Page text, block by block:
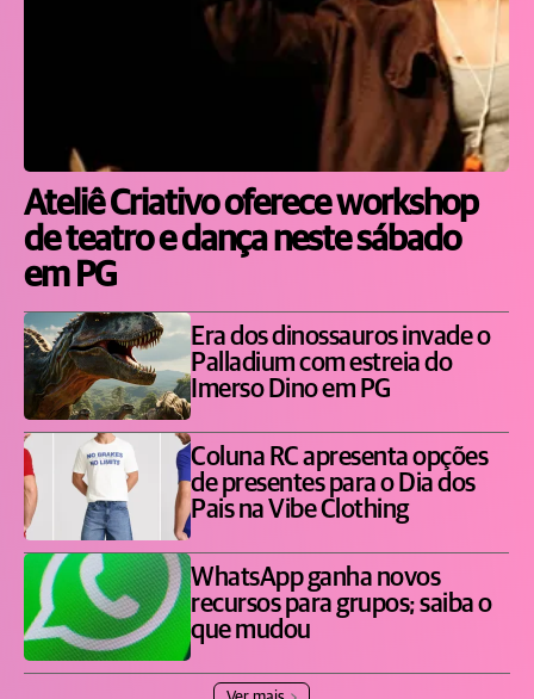
Ateliê Criativo oferece workshop
de teatro e dança neste sábado
em PG
Era dos dinossauros invade o
Palladium com estreia do
Imerso Dino em PG
Coluna RC apresenta opções
de presentes para o Dia dos
Pais na Vibe Clothing
WhatsApp ganha novos
recursos para grupos; saiba o
que mudou